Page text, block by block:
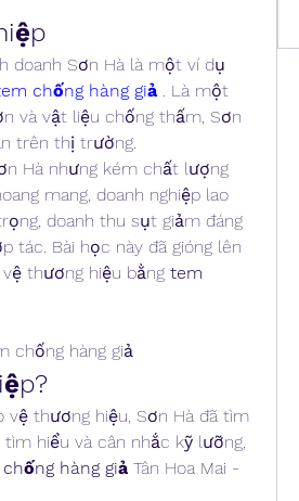
doanh Sơn Hà là một ví dụ
chống hàng giả . Là một
và vật liệu chống thấm, Sơn
trên thị trường.
Hà nhưng kém chất lượng
mang, doanh nghiệp lao
doanh thu sụt giảm đáng
tác. Bài học này đã gióng lên
thương hiệu bằng tem
chống hàng giả
thương hiệu, Sơn Hà đã tìm
tìm hiểu và cân nhắc kỹ lưỡng,
hàng giả Tân Hoa Mai -